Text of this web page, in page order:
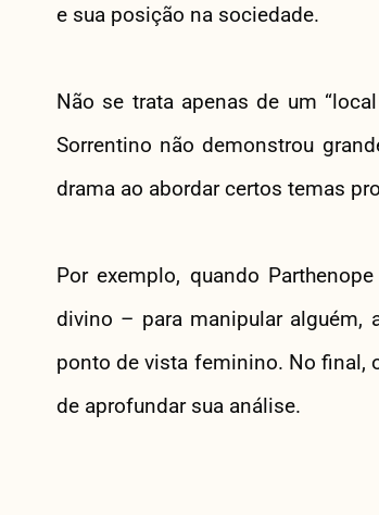
e sua posição na sociedade.
Não se trata apenas de um
Sorrentino não demonstrou
drama ao abordar certos temas
Por exemplo, quando
divino – para manipular alguém,
ponto de vista feminino. No final,
de aprofundar sua análise.